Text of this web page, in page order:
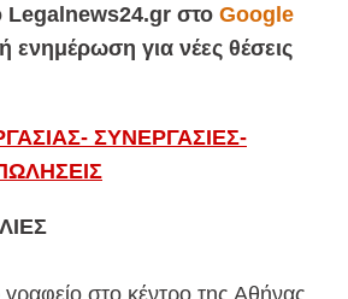
Legalnews24.gr στο Google
ενημέρωση για νέες θέσεις
ΣΥΝΕΡΓΑΣΙΕΣ-
γραφείο στο κέντρο της Αθήνας